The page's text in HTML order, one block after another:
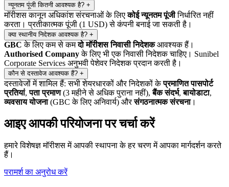
न्यूनतम पूंजी कितनी आवश्यक है? +
मॉरीशस कानून अधिकांश संरचनाओं के लिएकोई न्यूनतम पूंजीनिर्धारित नहीं
करता। प्रतीकात्मक पूंजी (1 USD) से कंपनी बनाई जा सकती है।
क्या स्थानीय निदेशक आवश्यक है? +
GBC के लिए कम से कमदो मॉरीशस निवासी निदेशकआवश्यक हैं।
Authorised Companyके लिए भी एक निवासी निदेशक चाहिए। Sunibel
Corporate Services अनुभवी पेशेवर निदेशक प्रदान करती है।
कौन से दस्तावेज आवश्यक हैं? +
दस्तावेजों में शामिल हैं: सभी शेयरधारकों और निदेशकों केप्रमाणित पासपोर्ट
प्रतियां,पता प्रमाण(3 महीने से अधिक पुराना नहीं),बैंक संदर्भ,बायोडाटा,
व्यवसाय योजना(GBC के लिए अनिवार्य) औरसंगठनात्मक संरचना।
आइए आपकी परियोजना पर चर्चा करें
हमारे विशेषज्ञ मॉरीशस में आपकी स्थापना के हर चरण में आपका मार्गदर्शन करते
हैं।
परामर्श का अनुरोध करें